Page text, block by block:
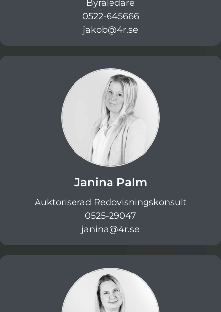
Byråledare
0522-645666
jakob@4r.se
Janina Palm
Auktoriserad Redovisningskonsult
0525-29047
janina@4r.se